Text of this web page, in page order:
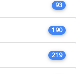
93
190
219